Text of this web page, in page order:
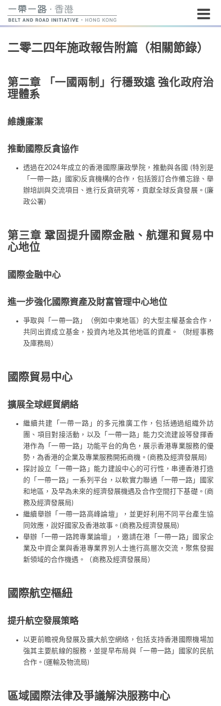
始
容
二零二四年施政報告附篇（相關節錄）
第二章 「一國兩制」行穩致遠 強化政府治
理體系
維護廉潔
推動國際反貪協作
透過在2024年成立的香港國際廉政學院，推動與各國 (特別是
「一帶一路」國家)反貪機構的合作，包括簽訂合作備忘錄、舉
辦培訓與交流項目、進行反貪研究等，貢獻全球反貪發展。(廉
政公署)
第三章 鞏固提升國際金融、航運和貿易中
心地位
國際金融中心
進一步強化國際資產及財富管理中心地位
爭取與「一帶一路」（例如中東地區）的大型主權基金合作，
共同出資成立基金，投資內地及其他地區的資產。（財經事務
及庫務局）
國際貿易中心
擴展全球經貿網絡
繼續共建「一帶一路」的多元推廣工作，包括通過組織外訪
團、項目對接活動，以及「一帶一路」能力交流建設等發揮香
港作為「一帶一路」功能平台的角色，展示香港專業服務的優
勢，為香港的企業及專業服務開拓商機。(商務及經濟發展局)
探討設立「一帶一路」能力建設中心的可行性，串連香港打造
的「一帶一路」一系列平台，以軟實力聯通「一帶一路」國家
和地區，及早為未來的經濟發展機遇及合作空間打下基礎。(商
務及經濟發展局)
繼續舉辦「一帶一路高峰論壇」，並更好利用不同平台產生協
同效應，說好國家及香港故事。(商務及經濟發展局)
舉辦「一帶一路跨專業論壇」，邀請在港「一帶一路」國家企
業及中資企業與香港專業界別人士進行高層次交流，聚焦發掘
新領域的合作機遇。（商務及經濟發展局）
國際航空樞紐
提升航空發展策略
以更前瞻視角發展及擴大航空網絡，包括支持香港國際機場加
強其主要航線的服務，並提早布局與「一帶一路」國家的民航
合作。(運輸及物流局)
區域國際法律及爭議解決服務中心